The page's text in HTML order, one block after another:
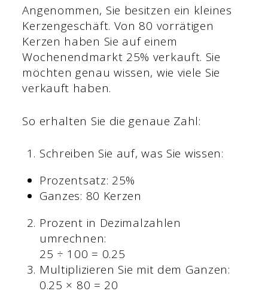
Angenommen, Sie besitzen ein kleines
Kerzengeschäft. Von 80 vorrätigen
Kerzen haben Sie auf einem
Wochenendmarkt 25% verkauft. Sie
möchten genau wissen, wie viele Sie
verkauft haben.
So erhalten Sie die genaue Zahl:
Schreiben Sie auf, was Sie wissen:
Prozentsatz: 25%
Ganzes: 80 Kerzen
Prozent in Dezimalzahlen
umrechnen:
25 ÷ 100 = 0.25
Multiplizieren Sie mit dem Ganzen:
0.25 × 80 = 20